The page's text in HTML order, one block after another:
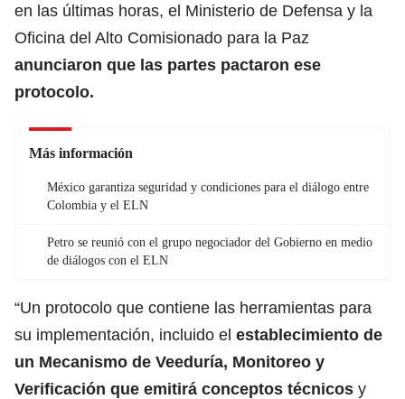
en las últimas horas, el Ministerio de Defensa y la
Oficina del Alto Comisionado para la Paz
anunciaron que las partes pactaron ese
protocolo.
Más información
México garantiza seguridad y condiciones para el diálogo entre
Colombia y el ELN
Petro se reunió con el grupo negociador del Gobierno en medio
de diálogos con el ELN
“Un protocolo que contiene las herramientas para
su implementación, incluido el establecimiento de
un Mecanismo de Veeduría, Monitoreo y
Verificación que emitirá conceptos técnicos y